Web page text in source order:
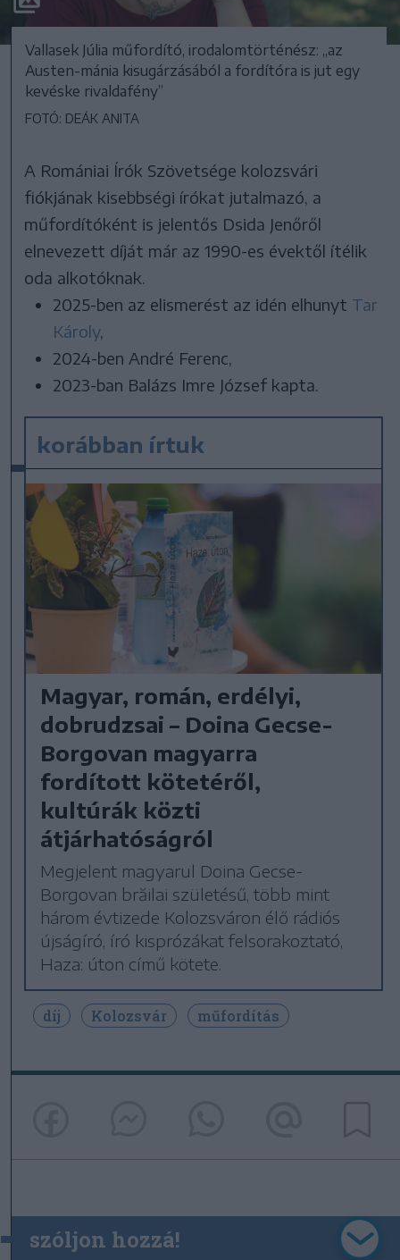
Vallasek Júlia műfordító, irodalomtörténész: „az
Austen-mánia kisugárzásából a fordítóra is jut egy
kevéske rivaldafény”
FOTÓ: DEÁK ANITA
A Romániai Írók Szövetsége kolozsvári
fiókjának kisebbségi írókat jutalmazó, a
műfordítóként is jelentős Dsida Jenőről
elnevezett díját már az 1990-es évektől ítélik
oda alkotóknak.
2025-ben az elismerést az idén elhunyt Tar
Károly,
2024-ben André Ferenc,
2023-ban Balázs Imre József kapta.
korábban írtuk
Magyar, román, erdélyi,
dobrudzsai – Doina Gecse-
Borgovan magyarra
fordított kötetéről,
kultúrák közti
átjárhatóságról
Megjelent magyarul Doina Gecse-
Borgovan brăilai születésű, több mint
három évtizede Kolozsváron élő rádiós
újságíró, író kisprózákat felsorakoztató,
Haza: úton című kötete.
díj Kolozsvár műfordítás
szóljon hozzá!